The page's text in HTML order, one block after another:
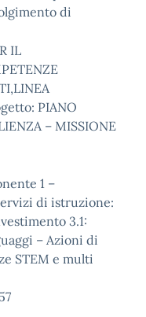
di
IL
PIANO
– MISSIONE
1 –
di istruzione:
3.1:
– Azioni di
STEM e multi